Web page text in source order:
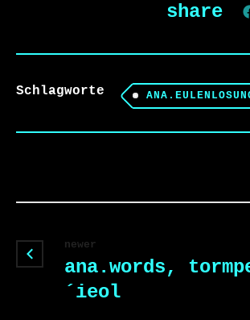
share
Schlagworte
newer
ana.words,
´ieol